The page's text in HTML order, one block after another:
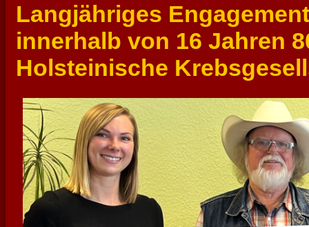
Langjähriges
innerhalb von 16 Jahren
Holsteinische